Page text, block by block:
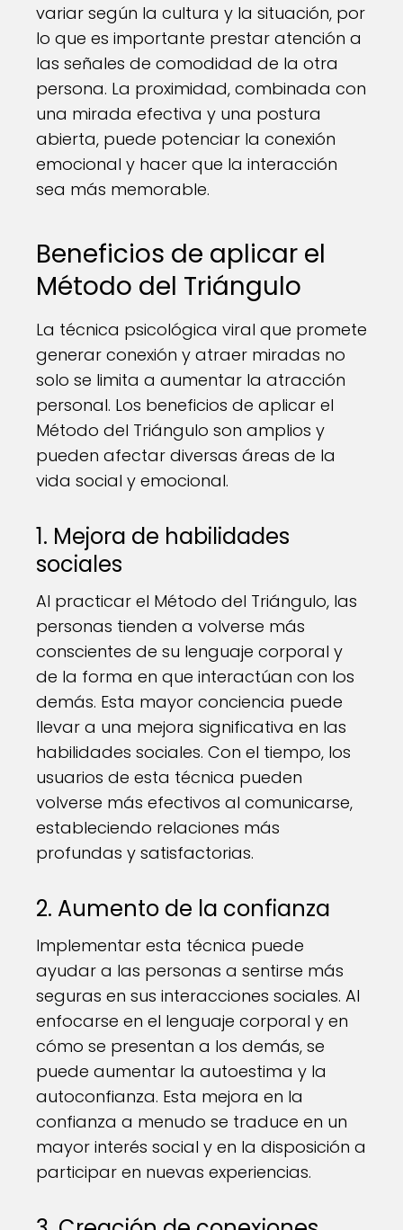
variar según la cultura y la situación, por
lo que es importante prestar atención a
las señales de comodidad de la otra
persona. La proximidad, combinada con
una mirada efectiva y una postura
abierta, puede potenciar la conexión
emocional y hacer que la interacción
sea más memorable.
Beneficios de aplicar el
Método del Triángulo
La técnica psicológica viral que promete
generar conexión y atraer miradas no
solo se limita a aumentar la atracción
personal. Los beneficios de aplicar el
Método del Triángulo son amplios y
pueden afectar diversas áreas de la
vida social y emocional.
1. Mejora de habilidades
sociales
Al practicar el Método del Triángulo, las
personas tienden a volverse más
conscientes de su lenguaje corporal y
de la forma en que interactúan con los
demás. Esta mayor conciencia puede
llevar a una mejora significativa en las
habilidades sociales. Con el tiempo, los
usuarios de esta técnica pueden
volverse más efectivos al comunicarse,
estableciendo relaciones más
profundas y satisfactorias.
2. Aumento de la confianza
Implementar esta técnica puede
ayudar a las personas a sentirse más
seguras en sus interacciones sociales. Al
enfocarse en el lenguaje corporal y en
cómo se presentan a los demás, se
puede aumentar la autoestima y la
autoconfianza. Esta mejora en la
confianza a menudo se traduce en un
mayor interés social y en la disposición a
participar en nuevas experiencias.